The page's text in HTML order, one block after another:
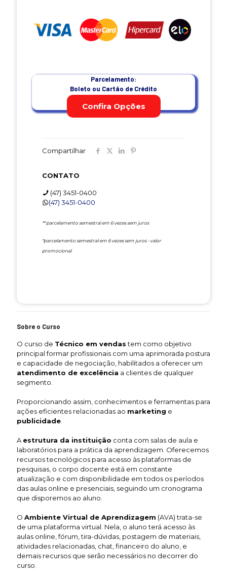
Parcelamento:
Boleto ou Cartão de Crédito
Confira Opções
Compartilhar
CONTATO
(47) 3451-0400
(47) 3451-0400
**parcelamento semestral em 6 vezes sem juros
*parcelamento semestral em 6 vezes sem juros - valor
promocional
Sobre o Curso
O curso de Técnico em vendastem como objetivo
principal formar profissionais com uma aprimorada postura
e capacidade de negociação, habilitados a oferecer um
atendimento de excelência a clientes de qualquer
segmento.
Proporcionando assim, conhecimentos e ferramentas para
ações eficientes relacionadas ao marketing e
publicidade
A estrutura da instituição conta com salas de aula e
laboratórios para a prática da aprendizagem. Oferecemos
recursos tecnológicos para acesso às plataformas de
pesquisas, o corpo docente está em constante
atualização e com disponibilidade em todos os períodos
das aulas online e presenciais, seguindo um cronograma
que disporemos ao aluno.
O Ambiente Virtual de Aprendizagem (AVA) trata-se
de uma plataforma virtual. Nela, o aluno terá acesso às
aulas online, fórum, tira-dúvidas, postagem de materiais,
atividades relacionadas, chat, financeiro do aluno, e
demais recursos que serão necessários no decorrer do
curso.